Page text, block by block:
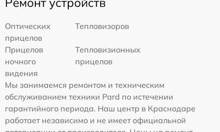
Оптических
прицелов
Тепловизоров
Прицелов
ночного
видения
Тепловизионных
прицелов
Мы занимаемся ремонтом и техническим
обслуживанием техники Pard по истечении
гарантийного периода. Наш центр в Краснодаре
работает независимо и не имеет официальной